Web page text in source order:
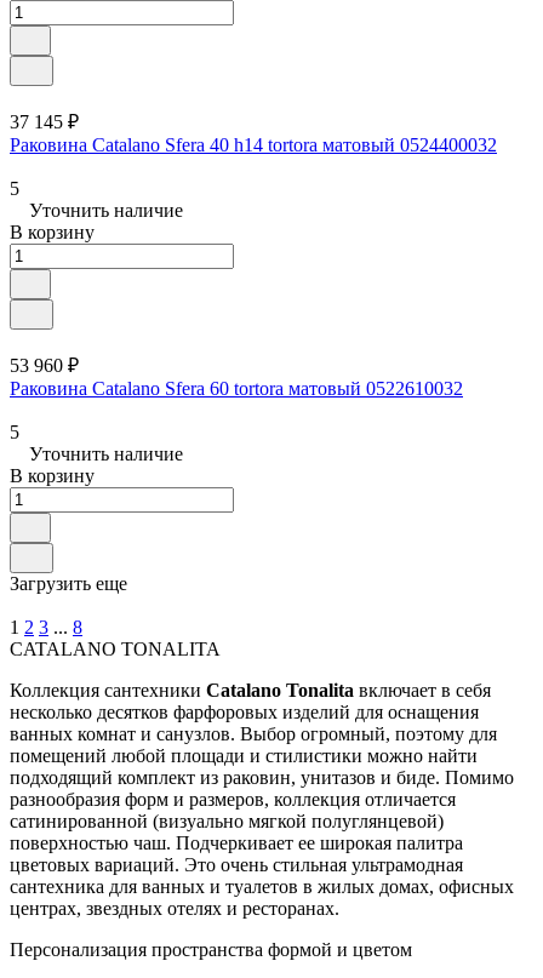
37 145 ₽
Раковина Catalano Sfera 40 h14 tortora матовый 0524400032
5
Уточнить наличие
В корзину
53 960 ₽
Раковина Catalano Sfera 60 tortora матовый 0522610032
5
Уточнить наличие
В корзину
Загрузить еще
1 2 3 ... 8
CATALANO TONALITA
Коллекция сантехники Catalano Tonalita включает в себя
несколько десятков фарфоровых изделий для оснащения
ванных комнат и санузлов. Выбор огромный, поэтому для
помещений любой площади и стилистики можно найти
подходящий комплект из раковин, унитазов и биде. Помимо
разнообразия форм и размеров, коллекция отличается
сатинированной (визуально мягкой полуглянцевой)
поверхностью чаш. Подчеркивает ее широкая палитра
цветовых вариаций. Это очень стильная ультрамодная
сантехника для ванных и туалетов в жилых домах, офисных
центрах, звездных отелях и ресторанах.
Персонализация пространства формой и цветом